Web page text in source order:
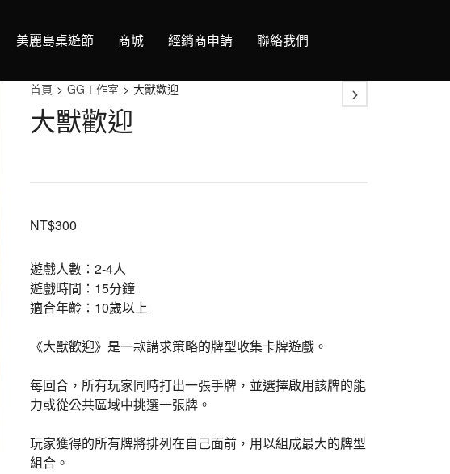
美麗島桌遊節 商城 經銷商申請 聯絡我們
首頁 > GG工作室 > 大獸歡迎
大獸歡迎
NT$300
遊戲人數：2-4人
遊戲時間：15分鐘
適合年齡：10歲以上
《大獸歡迎》是一款講求策略的牌型收集卡牌遊戲。
每回合，所有玩家同時打出一張手牌，並選擇啟用該牌的能
力或從公共區域中挑選一張牌。
玩家獲得的所有牌將排列在自己面前，用以組成最大的牌型
組合。